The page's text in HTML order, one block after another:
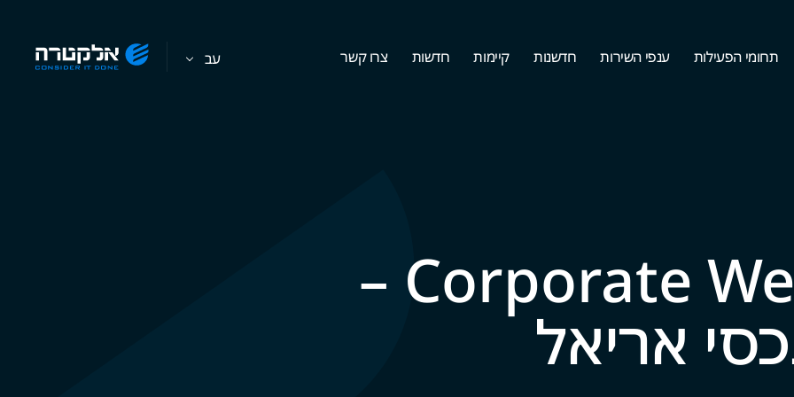
תחומי הפעילות ענפי השירות חדשנות קיימות חדשות צרו קשר עב
Corporate Wellness –
אריאל